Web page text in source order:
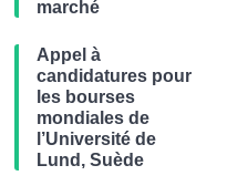
marché
Appel à
candidatures pour
les bourses
mondiales de
l’Université de
Lund, Suède